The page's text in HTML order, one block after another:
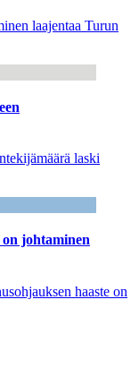
laajentaa Turun
laski
johtaminen
haaste on